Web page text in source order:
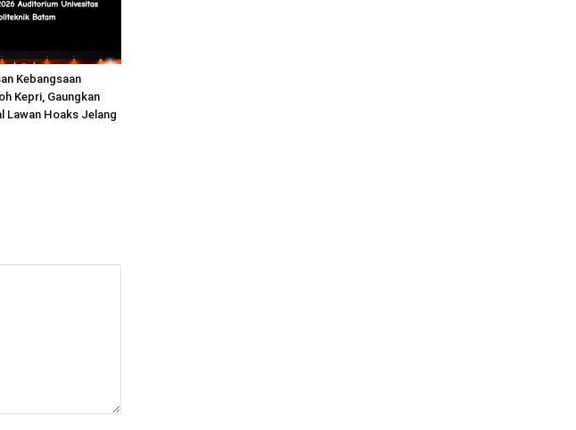
Kebangsaan
Kepri, Gaungkan
Lawan Hoaks Jelang